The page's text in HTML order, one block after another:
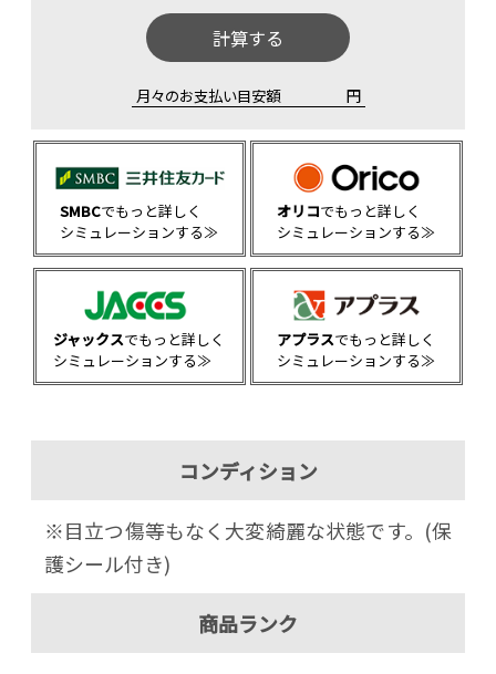
計算する
月々のお支払い目安額 円
SMBCでもっと詳しく
シミュレーションする≫
オリコでもっと詳しく
シミュレーションする≫
ジャックスでもっと詳しく
シミュレーションする≫
アプラスでもっと詳しく
シミュレーションする≫
コンディション
※目立つ傷等もなく大変綺麗な状態です。(保
護シール付き)
商品ランク